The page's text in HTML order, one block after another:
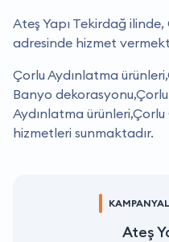
Ateş Yapı Tekirdağ
adresinde hizmet
Çorlu Aydınlatma
Banyo
Aydınlatma
hizmetleri sunmaktadır.
Ateş